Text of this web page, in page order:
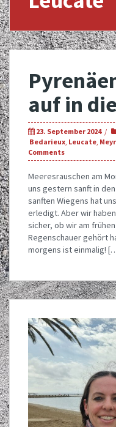
auf in
23. September 2024
Bedarieux, Leucate,
Comments
Meeresrauschen am
uns gestern sanft in
sanften Wiegens hat
erledigt. Aber wir
sicher, ob wir am
Regenschauer gehört
morgens ist einmalig!